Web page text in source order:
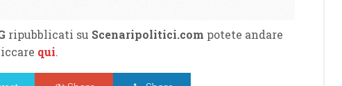
ripubblicati su Scenaripolitici.com potete andare
qui.